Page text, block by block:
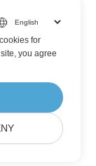
for
you agree